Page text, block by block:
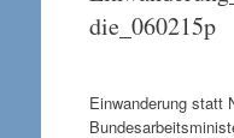
die_060215p
Einwanderung statt